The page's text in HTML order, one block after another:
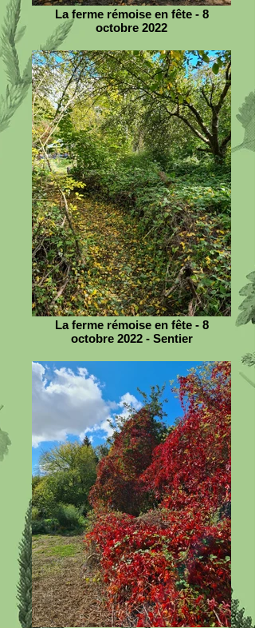
La ferme rémoise en fête - 8
octobre 2022
La ferme rémoise en fête - 8
octobre 2022 - Sentier